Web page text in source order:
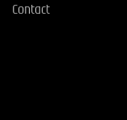
Contact